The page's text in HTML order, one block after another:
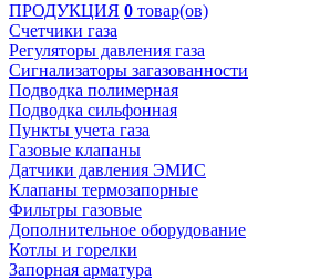
ПРОДУКЦИЯ 0 товар(ов)
Счетчики газа
Регуляторы давления газа
Сигнализаторы загазованности
Подводка полимерная
Подводка сильфонная
Пункты учета газа
Газовые клапаны
Датчики давления ЭМИС
Клапаны термозапорные
Фильтры газовые
Дополнительное оборудование
Котлы и горелки
Запорная арматура